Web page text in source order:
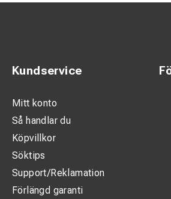
Säkert grepp
PPOL5/060 är
teleskopiska
Den pentagonala
arbete. Den lämpar
Den robusta
Kundservice
Mitt konto
Så handlar du
Köpvillkor
Söktips
Support/Reklamation
Förlängd garanti